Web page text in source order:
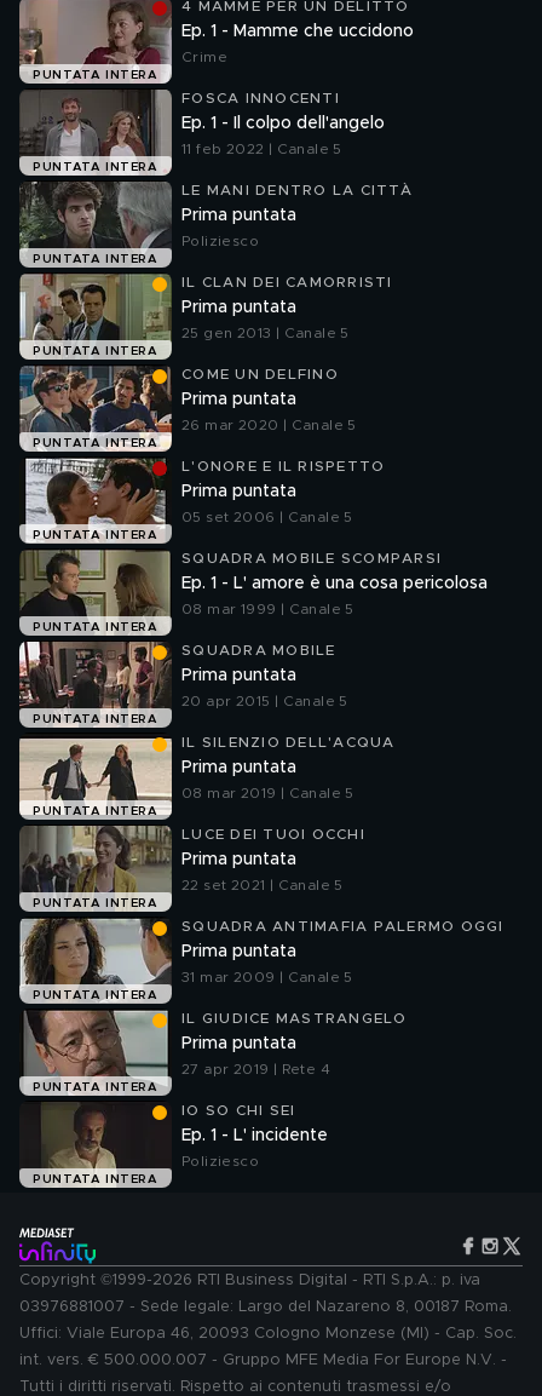
PUNTATA INTERA
4 MAMME PER UN DELITTO
Ep. 1 - Mamme che uccidono
Crime
PUNTATA INTERA
FOSCA INNOCENTI
Ep. 1 - Il colpo dell'angelo
11 feb 2022 | Canale 5
PUNTATA INTERA
LE MANI DENTRO LA CITTÀ
Prima puntata
Poliziesco
PUNTATA INTERA
IL CLAN DEI CAMORRISTI
Prima puntata
25 gen 2013 | Canale 5
PUNTATA INTERA
COME UN DELFINO
Prima puntata
26 mar 2020 | Canale 5
PUNTATA INTERA
L'ONORE E IL RISPETTO
Prima puntata
05 set 2006 | Canale 5
PUNTATA INTERA
SQUADRA MOBILE SCOMPARSI
Ep. 1 - L' amore è una cosa pericolosa
08 mar 1999 | Canale 5
PUNTATA INTERA
SQUADRA MOBILE
Prima puntata
20 apr 2015 | Canale 5
PUNTATA INTERA
IL SILENZIO DELL'ACQUA
Prima puntata
08 mar 2019 | Canale 5
PUNTATA INTERA
LUCE DEI TUOI OCCHI
Prima puntata
22 set 2021 | Canale 5
PUNTATA INTERA
SQUADRA ANTIMAFIA PALERMO OGGI
Prima puntata
31 mar 2009 | Canale 5
PUNTATA INTERA
IL GIUDICE MASTRANGELO
Prima puntata
27 apr 2019 | Rete 4
PUNTATA INTERA
IO SO CHI SEI
Ep. 1 - L' incidente
Poliziesco
Copyright ©1999-2026 RTI Business Digital - RTI S.p.A.: p. iva
03976881007 - Sede legale: Largo del Nazareno 8, 00187 Roma.
Uffici: Viale Europa 46, 20093 Cologno Monzese (MI) - Cap. Soc.
int. vers. € 500.000.007 - Gruppo MFE Media For Europe N.V. -
Tutti i diritti riservati. Rispetto ai contenuti trasmessi e/o